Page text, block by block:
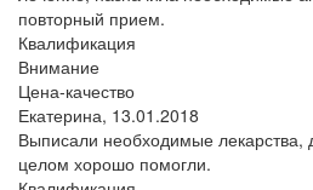
повторный прием.
Квалификация
Внимание
Цена-качество
Екатерина, 13.01.2018
Выписали необходимые лекарства,
целом хорошо помогли.